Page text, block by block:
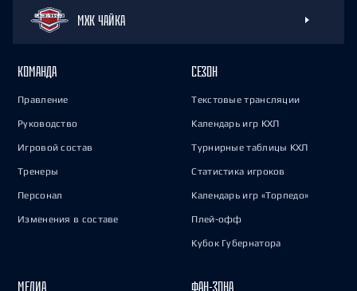
МХК ЧАЙКА
КОМАНДА
Правление
Руководство
Игровой состав
Тренеры
Персонал
Изменения в составе
СЕЗОН
Текстовые трансляции
Календарь игр КХЛ
Турнирные таблицы КХЛ
Статистика игроков
Календарь игр «Торпедо»
Плей-офф
Кубок Губернатора
МЕДИА ФАН-ЗОНА